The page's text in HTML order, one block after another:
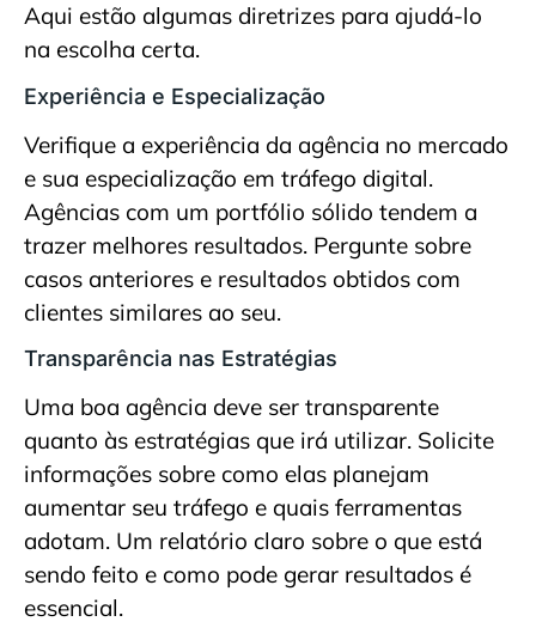
Aqui estão algumas diretrizes para ajudá-lo
na escolha certa.
Experiência e Especialização
Verifique a experiência da agência no mercado
e sua especialização em tráfego digital.
Agências com um portfólio sólido tendem a
trazer melhores resultados. Pergunte sobre
casos anteriores e resultados obtidos com
clientes similares ao seu.
Transparência nas Estratégias
Uma boa agência deve ser transparente
quanto às estratégias que irá utilizar. Solicite
informações sobre como elas planejam
aumentar seu tráfego e quais ferramentas
adotam. Um relatório claro sobre o que está
sendo feito e como pode gerar resultados é
essencial.